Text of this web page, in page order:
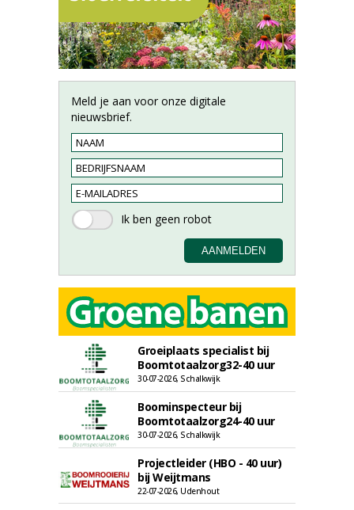
Meld je aan voor onze digitale
nieuwsbrief.
Groeiplaats specialist bij
Boomtotaalzorg32-40 uur
30-07-2026, Schalkwijk
Boominspecteur bij
Boomtotaalzorg24-40 uur
30-07-2026, Schalkwijk
Projectleider (HBO - 40 uur)
bij Weijtmans
22-07-2026, Udenhout